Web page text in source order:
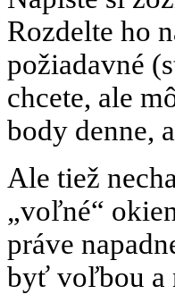
Rozdelte ho
požiadavné
chcete, ale
body denne,
Ale tiež
„voľné“
práve
byť voľbou a